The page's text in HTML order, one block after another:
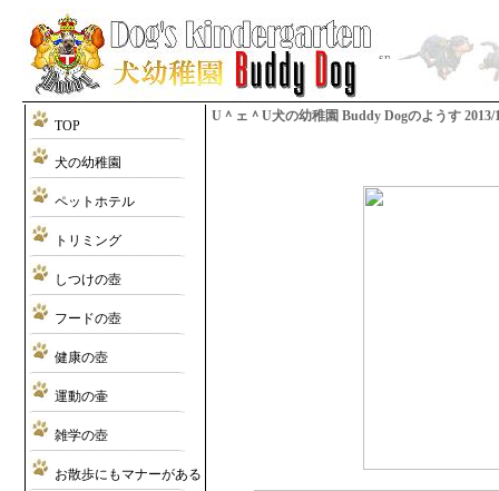
TOP
犬の幼稚園
ペットホテル
トリミング
しつけの壺
フードの壺
健康の壺
運動の壷
雑学の壺
お散歩にもマナーがある
U＾ェ＾U犬の幼稚園 Buddy Dogのようす 2013/